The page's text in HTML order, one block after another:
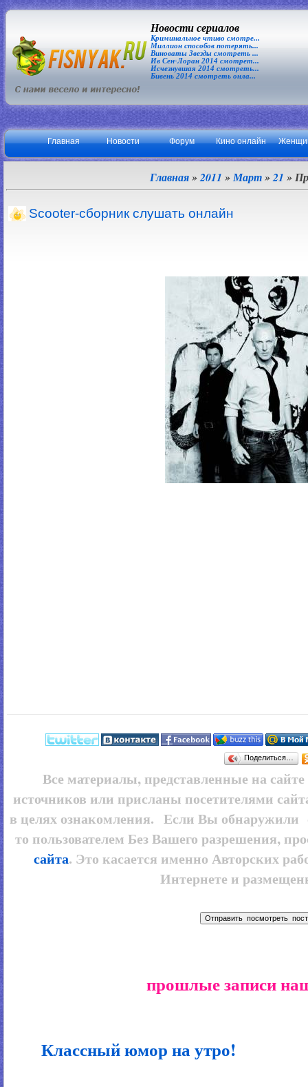
Новости сериалов
Криминальное чтиво смотре...
Миллион способов потерять...
Виноваты Звезды смотреть ...
Ив Сен-Лоран 2014 смотрет...
Исчезнувшая 2014 смотреть...
Бивень 2014 смотреть онла...
Главная Новости Форум Кино онлайн
Главная»2011 » Март » 21 »
Scooter-сборник слушать онлайн
Поделиться…
Все материалы, представленные на сайте
источников или присланы посетителями
в целях ознакомления. Если Вы
то пользователем Без Вашего разрешения,
сайта. Это касается именно Авторских
Интернете и
прошлые записи
Классный юмор на утро!